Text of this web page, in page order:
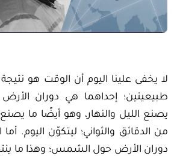
لا يخفى علينا اليوم أن الوقت هو
طبيعيتين؛ إحداهما هي دوران
يصنع الليل والنهار، وهو أيضًا ما
من الدقائق والثواني؛ ليتكوّن اليوم.
دوران الأرض حول الشمس؛ وهذا ما